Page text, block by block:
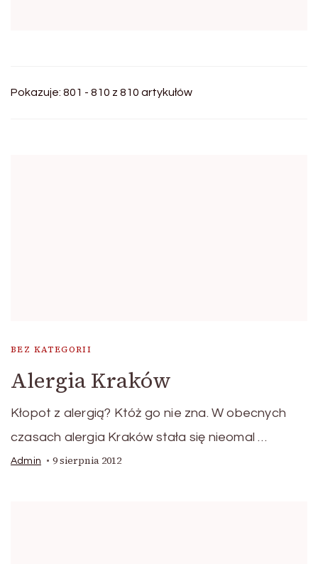
Pokazuje: 801 - 810 z 810 artykułów
BEZ KATEGORII
Alergia Kraków
Kłopot z alergią? Któż go nie zna. W obecnych
czasach alergia Kraków stała się nieomal …
Admin 9 sierpnia 2012